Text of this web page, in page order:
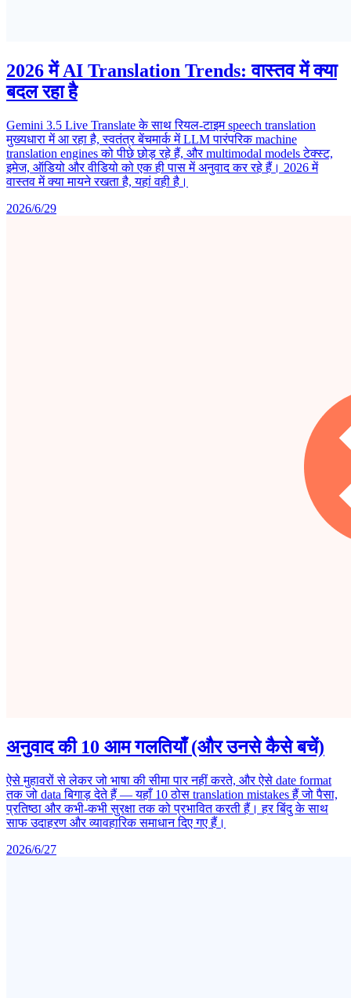
2026 में AI Translation Trends: वास्तव में क्या
बदल रहा है
Gemini 3.5 Live Translate के साथ रियल-टाइम speech translation
मुख्यधारा में आ रहा है, स्वतंत्र बेंचमार्क में LLM पारंपरिक machine
translation engines को पीछे छोड़ रहे हैं, और multimodal models टेक्स्ट,
इमेज, ऑडियो और वीडियो को एक ही पास में अनुवाद कर रहे हैं। 2026 में
वास्तव में क्या मायने रखता है, यहां वही है।
2026/6/29
अनुवाद की 10 आम गलतियाँ (और उनसे कैसे बचें)
ऐसे मुहावरों से लेकर जो भाषा की सीमा पार नहीं करते, और ऐसे date format
तक जो data बिगाड़ देते हैं — यहाँ 10 ठोस translation mistakes हैं जो पैसा,
प्रतिष्ठा और कभी-कभी सुरक्षा तक को प्रभावित करती हैं। हर बिंदु के साथ
साफ उदाहरण और व्यावहारिक समाधान दिए गए हैं।
2026/6/27